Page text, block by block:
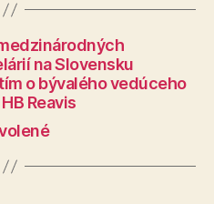
na Slovensku
o bývalého vedúceho
Reavis